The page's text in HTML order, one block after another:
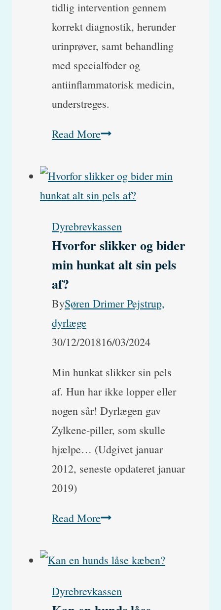
tidlig intervention gennem
korrekt diagnostik, herunder
urinprøver, samt behandling
med specialfoder og
antiinflammatorisk medicin,
understreges.
Read MoreMin
går
på
hele
tiden,
hvorfor?
Dyrebrevkassen
Hvorfor slikker og bider
min hunkat alt sin pels
af?
BySøren Drimer Pejstrup,
dyrlæge
30/12/201816/03/2024
Min hunkat slikker sin pels
af. Hun har ikke lopper eller
nogen sår! Dyrlægen gav
Zylkene-piller, som skulle
hjælpe… (Udgivet januar
2012, seneste opdateret januar
2019)
Read MoreHvorfor
og
min
Dyrebrevkassen